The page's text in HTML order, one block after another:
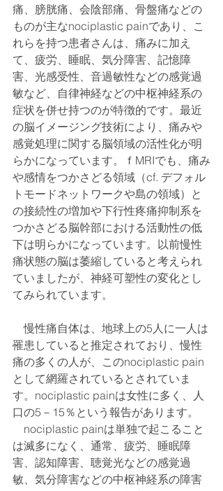
痛、膀胱痛、会陰部痛、骨盤痛などの
ものが主なnociplastic painであり、こ
れらを持つ患者さんは、痛みに加え
て、疲労、睡眠、気分障害、記憶障
害、光感受性、音過敏性などの感覚過
敏など、自律神経などの中枢神経系の
症状を併せ持つのが特徴的です。最近
の脳イメージング技術により、痛みや
感覚処理に関する脳領域の活性化が明
らかになっています。ｆMRIでも、痛み
や感情をつかさどる領域（cf. デフォル
トモードネットワークや島の領域）と
の接続性の増加や下行性疼痛抑制系を
つかさどる脳幹部における活動性の低
下は明らかになっています。以前慢性
痛状態の脳は萎縮していると考えられ
ていましたが、神経可塑性の変化とし
てみられています。
慢性痛自体は、地球上の5人に一人は
罹患していると推定されており、慢性
痛の多くの人が、このnociplastic pain
として網羅されているとされていま
す。nociplastic painは女性に多く、人
口の5－15％という報告があります。
nociplastic painは単独で起こること
は滅多になく、通常、疲労、睡眠障
害、認知障害、聴覚光などの感覚過
敏、気分障害などの中枢神経系の障害